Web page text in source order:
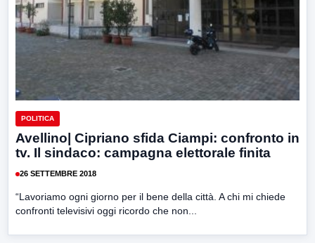
POLITICA
Avellino| Cipriano sfida Ciampi: confronto in
tv. Il sindaco: campagna elettorale finita
26 SETTEMBRE 2018
“Lavoriamo ogni giorno per il bene della città. A chi mi chiede
confronti televisivi oggi ricordo che non...